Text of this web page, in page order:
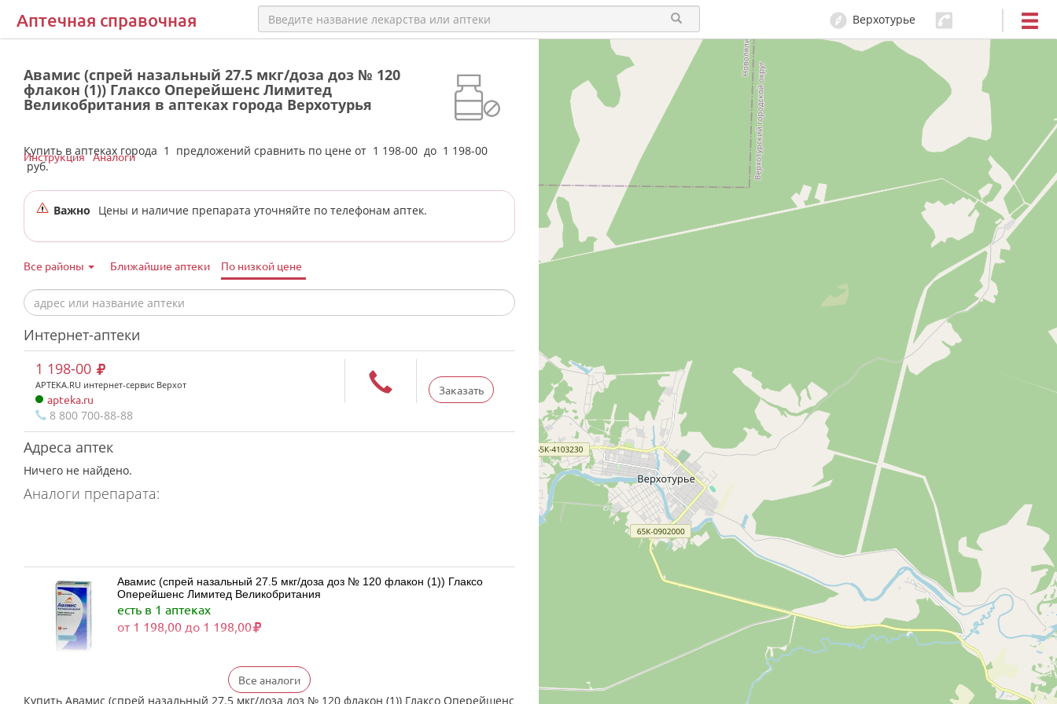
Аптечная справочная Верхотурье
Авамис (спрей назальный 27.5 мкг/доза доз № 120
флакон (1)) Глаксо Оперейшенс Лимитед
Великобритания в аптеках города Верхотурья
Купить в аптеках города 1 предложений сравнить по цене от 1 198-00 до 1 198-00
руб.
Инструкция Аналоги
Важно Цены и наличие препарата уточняйте по телефонам аптек.
Все районы Ближайшие аптеки По низкой цене
Интернет-аптеки
Заказать
1 198-00
APTEKA.RU интернет-сервис Верхот
apteka.ru
8 800 700-88-88
Адреса аптек
Ничего не найдено.
Аналоги препарата:
Авамис (спрей назальный 27.5 мкг/доза доз № 120 флакон (1)) Глаксо
Оперейшенс Лимитед Великобритания
есть в 1 аптеках
от 1 198,00 до 1 198,00
Флерзини (спрей назальный дозированный 27.5 мкг/доза доз № 120 фл.
(1)) Фармстандарт-Лексредства ОАО г. Курск Россия
Все аналоги
Купить Авамис (спрей назальный 27.5 мкг/доза доз № 120 флакон (1)) Глаксо Оперейшенс